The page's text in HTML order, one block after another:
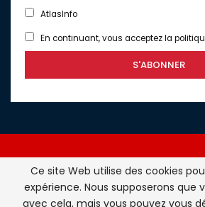
AtlasInfo
En continuant, vous acceptez la
Atlasinfo.fr : l'essentiel de l'actualité
Ce site Web utilise des cookies
expérience. Nous supposerons que
avec cela, mais vous pouvez vous